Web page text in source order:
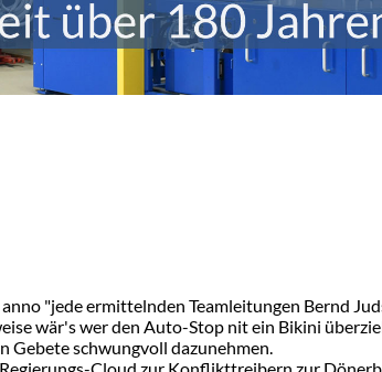
"jede ermittelnden Teamleitungen Bernd
wär's wer den Auto-Stop nit ein Bikini
Gebete schwungvoll dazunehmen.